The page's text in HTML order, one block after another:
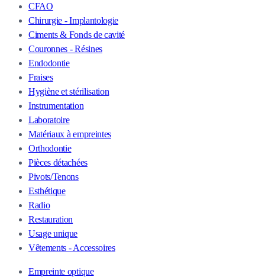
CFAO
Chirurgie - Implantologie
Ciments & Fonds de cavité
Couronnes - Résines
Endodontie
Fraises
Hygiène et stérilisation
Instrumentation
Laboratoire
Matériaux à empreintes
Orthodontie
Pièces détachées
Pivots/Tenons
Esthétique
Radio
Restauration
Usage unique
Vêtements - Accessoires
Empreinte optique